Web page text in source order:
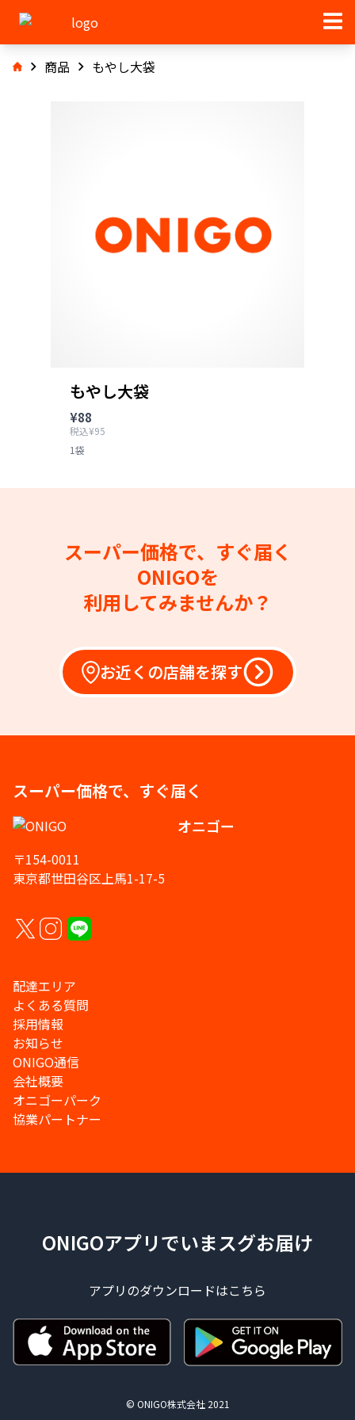
商品 もやし大袋
もやし大袋
¥88
税込¥95
1袋
スーパー価格で、すぐ届く
ONIGOを
利用してみませんか？
お近くの店舗を探す
スーパー価格で、すぐ届く
オニゴー
〒154-0011
東京都世田谷区上馬1-17-5
配達エリア
よくある質問
採用情報
お知らせ
ONIGO通信
会社概要
オニゴーパーク
協業パートナー
ONIGOアプリでいまスグお届け
アプリのダウンロードはこちら
© ONIGO株式会社 2021